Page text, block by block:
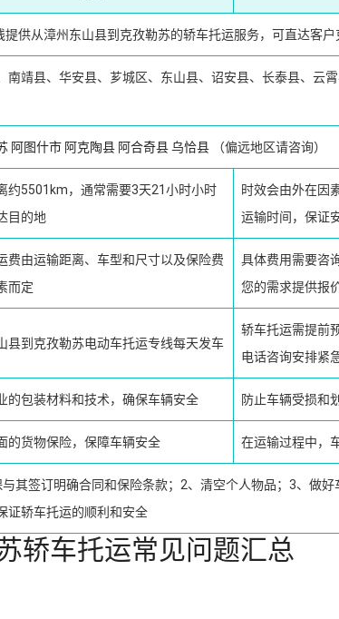
提供从漳州东山县到克孜勒苏的轿车托运服务，可直达客
南靖县、华安县、芗城区、东山县、诏安县、长泰县、云
阿图什市 阿克陶县 阿合奇县乌恰县 （偏远地区请咨询）
约5501km，通常需要3天21小时小时
目的地
时效会由外在因
运输时间，保证
费由运输距离、车型和尺寸以及保险费
而定
具体费用需要咨
您的需求提供报
县到克孜勒苏电动车托运专线每天发车
轿车托运需提前
电话咨询安排紧
的包装材料和技术，确保车辆安全 防止车辆受损和
的货物保险，保障车辆安全 在运输过程中，
与其签订明确合同和保险条款；2、清空个人物品；3、做
证轿车托运的顺利和安全
轿车托运常见问题汇总